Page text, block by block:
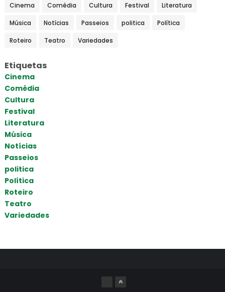
Cinema Comédia Cultura Festival Literatura
Música Notícias Passeios politica Política
Roteiro Teatro Variedades
Etiquetas
Cinema
Comédia
Cultura
Festival
Literatura
Música
Notícias
Passeios
politica
Política
Roteiro
Teatro
Variedades